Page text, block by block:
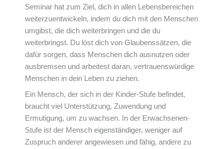
Seminar hat zum Ziel, dich in allen Lebensbereichen
weiterzuentwickeln, indem du dich mit den Menschen
umgibst, die dich weiterbringen und die du
weiterbringst. Du löst dich von Glaubenssätzen, die
dafür sorgen, dass Menschen dich ausnutzen oder
ausbremsen und arbeitest daran, vertrauenswürdige
Menschen in dein Leben zu ziehen.
Ein Mensch, der sich in der Kinder-Stufe befindet,
braucht viel Unterstützung, Zuwendung und
Ermutigung, um zu wachsen. In der Erwachsenen-
Stufe ist der Mensch eigenständiger, weniger auf
Zuspruch anderer angewiesen und fähig, andere zu